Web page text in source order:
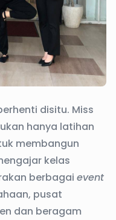
disitu. Miss
hanya latihan
membangun
kelas
berbagai event
pusat
dan beragam